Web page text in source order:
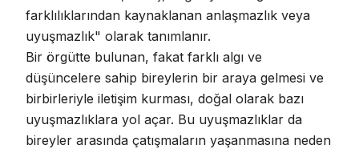
farklılıklarından kaynaklanan anlaşmazlık veya
uyuşmazlık" olarak tanımlanır.
Bir örgütte bulunan, fakat farklı algı ve
düşüncelere sahip bireylerin bir araya gelmesi ve
birbirleriyle iletişim kurması, doğal olarak bazı
uyuşmazlıklara yol açar. Bu uyuşmazlıklar da
bireyler arasında çatışmaların yaşanmasına neden